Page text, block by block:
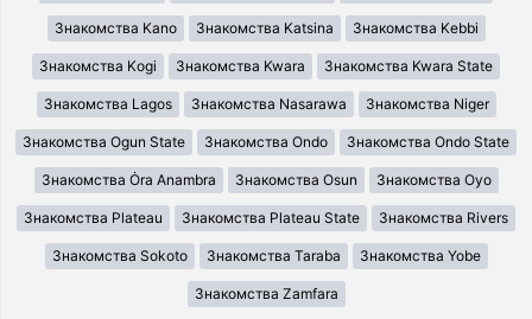
Знакомства Kano Знакомства Katsina Знакомства Kebbi
Знакомства Kogi Знакомства Kwara Знакомства Kwara State
Знакомства Lagos Знакомства Nasarawa Знакомства Niger
Знакомства Ogun State Знакомства Ondo Знакомства Ondo State
Знакомства Ȯra Anambra Знакомства Osun Знакомства Oyo
Знакомства Plateau Знакомства Plateau State Знакомства Rivers
Знакомства Sokoto Знакомства Taraba Знакомства Yobe
Знакомства Zamfara